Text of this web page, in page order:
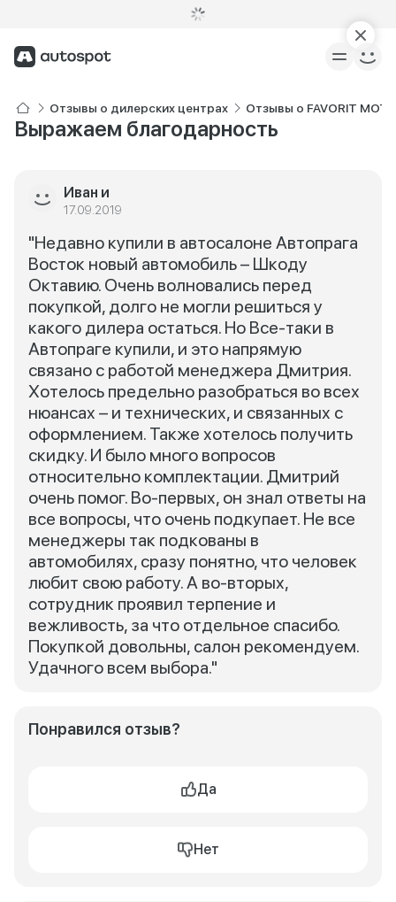
Отзывы о дилерских центрах Отзывы о FAVORIT
Выражаем благодарность
Иван и
17.09.2019
"Недавно купили в автосалоне Автопрага
Восток новый автомобиль – Шкоду
Октавию. Очень волновались перед
покупкой, долго не могли решиться у
какого дилера остаться. Но Все-таки в
Автопраге купили, и это напрямую
связано с работой менеджера Дмитрия.
Хотелось предельно разобраться во всех
нюансах – и технических, и связанных с
оформлением. Также хотелось получить
скидку. И было много вопросов
относительно комплектации. Дмитрий
очень помог. Во-первых, он знал ответы на
все вопросы, что очень подкупает. Не все
менеджеры так подкованы в
автомобилях, сразу понятно, что человек
любит свою работу. А во-вторых,
сотрудник проявил терпение и
вежливость, за что отдельное спасибо.
Покупкой довольны, салон рекомендуем.
Удачного всем выбора."
Понравился отзыв?
Да
Нет